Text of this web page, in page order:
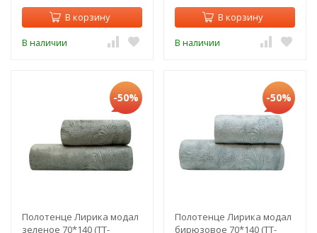
В корзину
В наличии
В корзину
В наличии
-50%
Полотенце Лирика модал
зеленое 70*140 (TT-
-50%
Полотенце Лирика модал
бирюзовое 70*140 (TT-